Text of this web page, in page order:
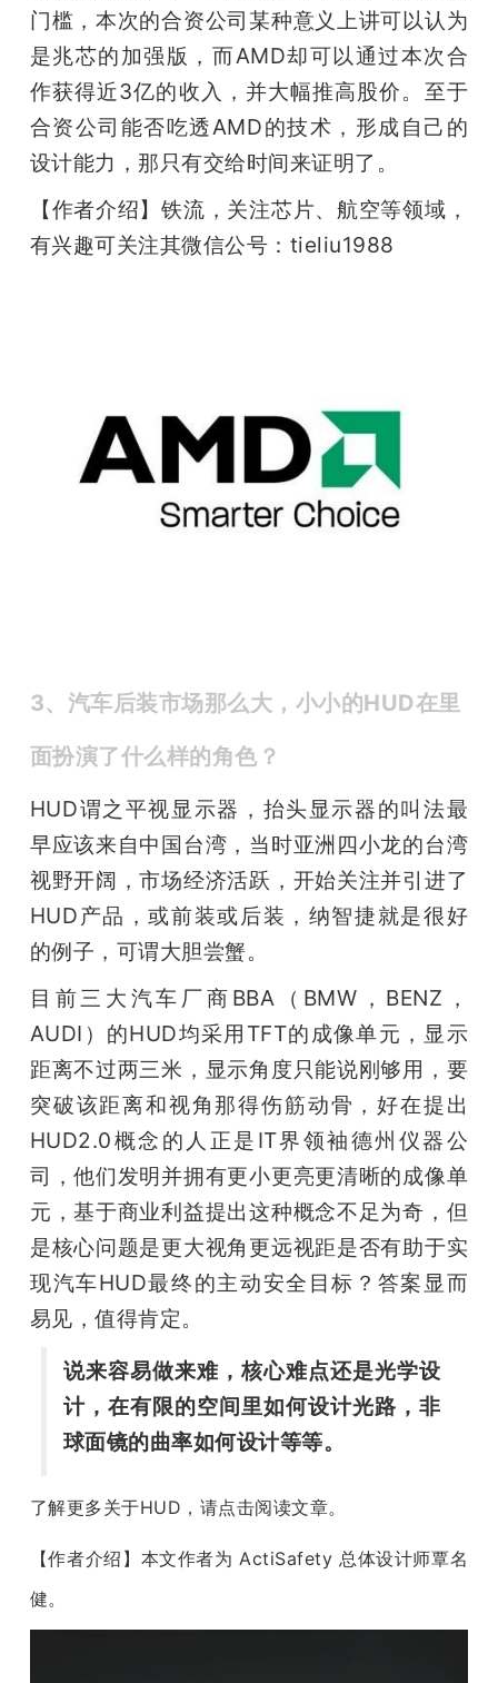
门槛，本次的合资公司某种意义上讲可以认为
是兆芯的加强版，而AMD却可以通过本次合
作获得近3亿的收入，并大幅推高股价。至于
合资公司能否吃透AMD的技术，形成自己的
设计能力，那只有交给时间来证明了。
【作者介绍】铁流，关注芯片、航空等领域，
有兴趣可关注其微信公号：tieliu1988
3、汽车后装市场那么大，小小的HUD在里
面扮演了什么样的角色？
HUD谓之平视显示器，抬头显示器的叫法最
早应该来自中国台湾，当时亚洲四小龙的台湾
视野开阔，市场经济活跃，开始关注并引进了
HUD产品，或前装或后装，纳智捷就是很好
的例子，可谓大胆尝蟹。
目前三大汽车厂商BBA（BMW，BENZ，
AUDI）的HUD均采用TFT的成像单元，显示
距离不过两三米，显示角度只能说刚够用，要
突破该距离和视角那得伤筋动骨，好在提出
HUD2.0概念的人正是IT界领袖德州仪器公
司，他们发明并拥有更小更亮更清晰的成像单
元，基于商业利益提出这种概念不足为奇，但
是核心问题是更大视角更远视距是否有助于实
现汽车HUD最终的主动安全目标？答案显而
易见，值得肯定。
说来容易做来难，核心难点还是光学设
计，在有限的空间里如何设计光路，非
球面镜的曲率如何设计等等。
了解更多关于HUD，请点击阅读文章。
【作者介绍】本文作者为 ActiSafety 总体设计师覃名
健。